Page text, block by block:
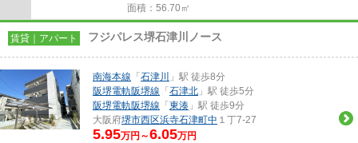
面積：56.70㎡
賃貸｜アパート フジパレス堺石津川ノース
南海本線 「 石津川
」駅 徒歩8分
阪堺電軌阪堺線 「 石津北 」駅 徒歩5分
阪堺電軌阪堺線 「 東湊 」駅 徒歩9分
大阪府堺市西区浜寺石津町中 １丁7-27
5.95万円～6.05万円